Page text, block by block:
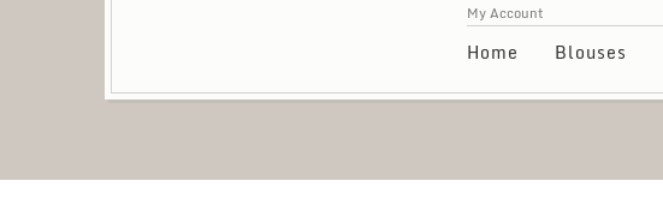
My Account
Home Blouses